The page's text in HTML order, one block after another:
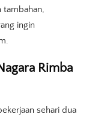
tambahan,
ingin
Rimba
sehari dua